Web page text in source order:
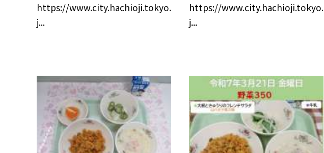
https://www.city.hachioji.tokyo.
j...
https://www.city.hachioji.tokyo.
j...